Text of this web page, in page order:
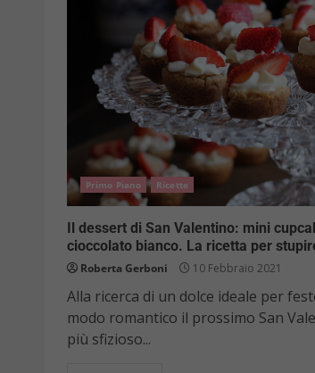
Primo Piano Ricette
Il dessert di San Valentino: mini
cioccolato bianco. La ricetta per
Roberta Gerboni 10 Febbraio 2021
Alla ricerca di un dolce ideale per
modo romantico il prossimo San
più sfizioso...